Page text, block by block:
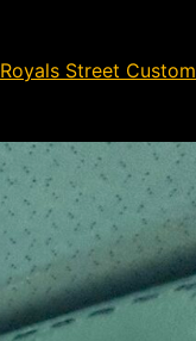
Royals Street Custom